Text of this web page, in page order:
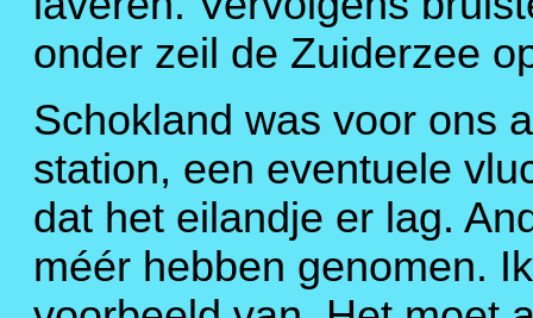
onder zeil de Zuiderzee
Schokland was voor ons
station, een eventuele
dat het eilandje er lag.
méér hebben genomen.